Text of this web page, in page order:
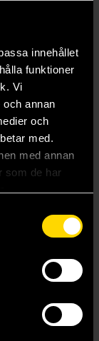
innehållet
funktioner
Vi
annan
och
med.
med annan
som de har